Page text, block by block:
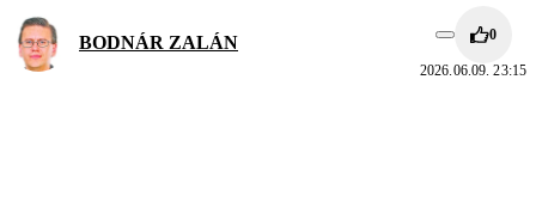
BODNÁR ZALÁN 0
2026.06.09. 23:15